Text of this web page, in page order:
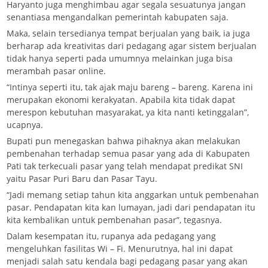
Haryanto juga menghimbau agar segala sesuatunya jangan
senantiasa mengandalkan pemerintah kabupaten saja.
Maka, selain tersedianya tempat berjualan yang baik, ia juga
berharap ada kreativitas dari pedagang agar sistem berjualan
tidak hanya seperti pada umumnya melainkan juga bisa
merambah pasar online.
“Intinya seperti itu, tak ajak maju bareng – bareng. Karena ini
merupakan ekonomi kerakyatan. Apabila kita tidak dapat
merespon kebutuhan masyarakat, ya kita nanti ketinggalan”,
ucapnya.
Bupati pun menegaskan bahwa pihaknya akan melakukan
pembenahan terhadap semua pasar yang ada di Kabupaten
Pati tak terkecuali pasar yang telah mendapat predikat SNI
yaitu Pasar Puri Baru dan Pasar Tayu.
“Jadi memang setiap tahun kita anggarkan untuk pembenahan
pasar. Pendapatan kita kan lumayan, jadi dari pendapatan itu
kita kembalikan untuk pembenahan pasar”, tegasnya.
Dalam kesempatan itu, rupanya ada pedagang yang
mengeluhkan fasilitas Wi – Fi. Menurutnya, hal ini dapat
menjadi salah satu kendala bagi pedagang pasar yang akan